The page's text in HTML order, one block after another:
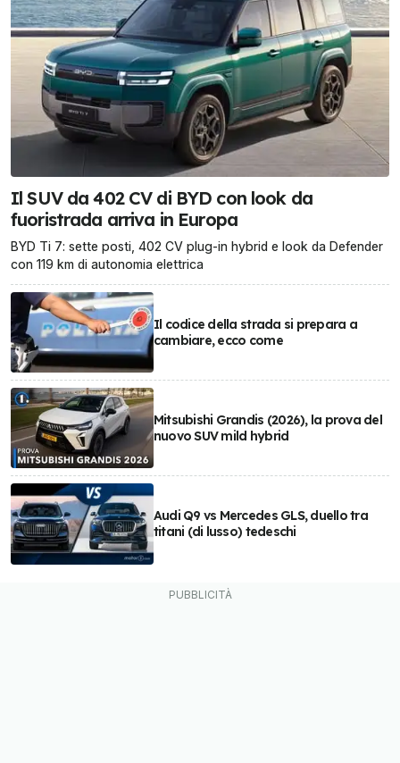
Il SUV da 402 CV di BYD con look da
fuoristrada arriva in Europa
BYD Ti 7: sette posti, 402 CV plug-in hybrid e look da Defender
con 119 km di autonomia elettrica
Il codice della strada si prepara a
cambiare, ecco come
Mitsubishi Grandis (2026), la prova del
nuovo SUV mild hybrid
Audi Q9 vs Mercedes GLS, duello tra
titani (di lusso) tedeschi